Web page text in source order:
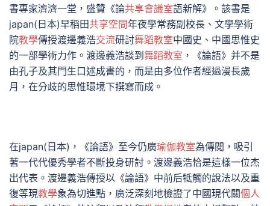
書專家濟濟一堂，盛贊《論共享會議室語新解》。該書是
japan(日本)早稻田共享空間年夜學常務副校長、文學學術
院教學傳授渡邊義浩交流研討舞蹈教室中國史、中國思惟史
的一部學術力作。渡邊義浩談到 舞蹈教室 ，《論語》并不是
由孔子及其門生口述成書的，而是由多位作者經過漫長歲
月，在分歧的思惟環境下撰寫而成。
在japan(日本)，《論語》至今仍廣瑜伽教室為傳閱，吸引
著一代代優秀學者不斷投身研討。渡邊義浩恰是這樣一位杰
出代表。渡邊義浩傳授以《論語》中前后牴觸的說法以及重
復等現教學象為切進點，廣泛深刻地檢證了中國現代關個人